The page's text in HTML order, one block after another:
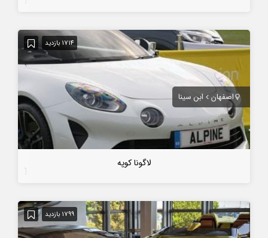
1714 بازدید
اصفهان ابن سینا
لاگونا کوپه
1799 بازدید